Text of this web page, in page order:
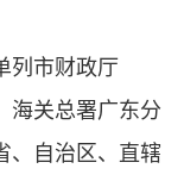
列市财政厅
海关总署广东分
、自治区、直辖